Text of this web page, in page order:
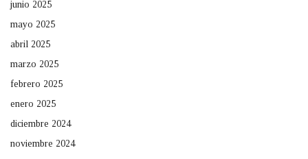
junio 2025
mayo 2025
abril 2025
marzo 2025
febrero 2025
enero 2025
diciembre 2024
noviembre 2024